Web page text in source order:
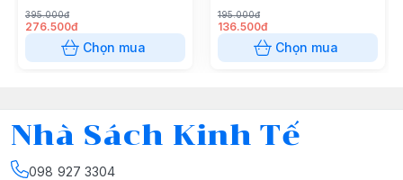
395.000đ
276.500đ
Chọn mua
195.000đ
136.500đ
Chọn mua
Nhà Sách Kinh Tế
098 927 3304